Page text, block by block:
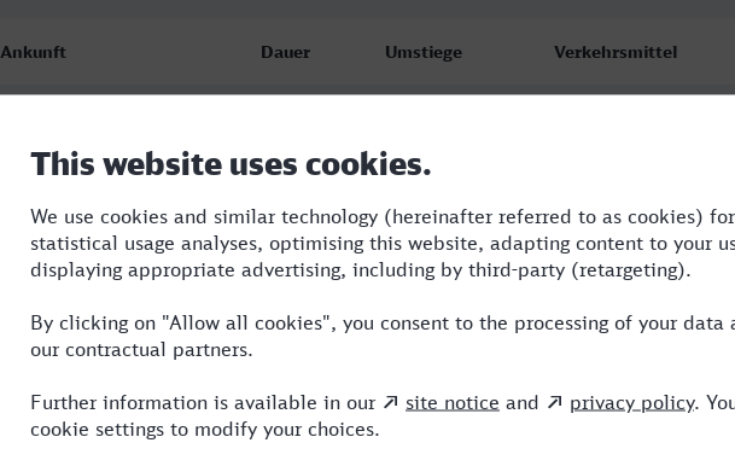
Ankunft Dauer Umstiege Verkehrsmittel
19.08.26
09:34
19.08.26
11:03
Bruxelles-Central
5:45